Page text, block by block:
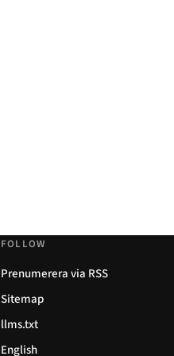
FOLLOW
Prenumerera via RSS
Sitemap
llms.txt
English